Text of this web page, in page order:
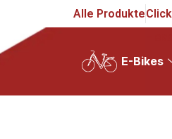
Alle Produkte
E-Bikes